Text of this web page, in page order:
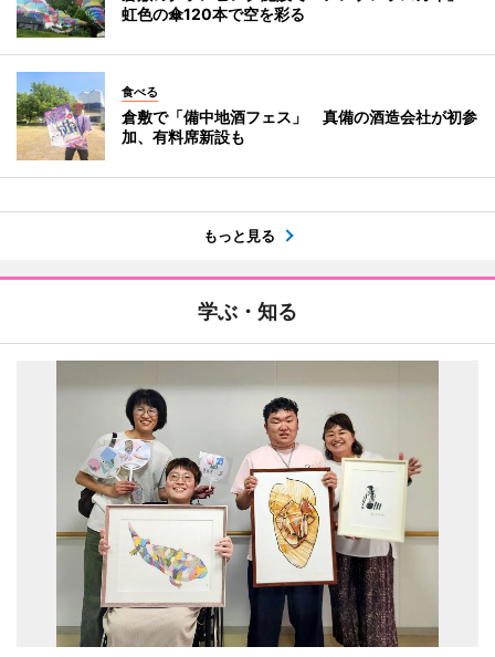
虹色の傘120本で空を彩る
食べる
倉敷で「備中地酒フェス」 真備の酒造会社が初参
加、有料席新設も
もっと見る
学ぶ・知る